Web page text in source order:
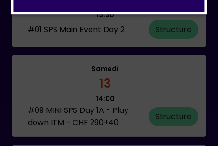
13:30
#01 SPS Main Event Day 2 Structure
Samedi
13
14:00
#09 MINI SPS Day 1A - Play
down ITM - CHF 290+40
Structure